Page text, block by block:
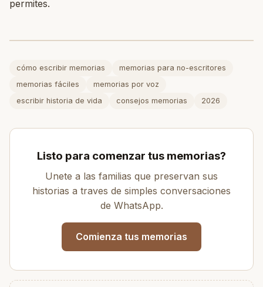
permites.
cómo escribir memorias
memorias para no-escritores
memorias fáciles
memorias por voz
escribir historia de vida
consejos memorias 2026
Listo para comenzar tus memorias?
Unete a las familias que preservan sus
historias a traves de simples conversaciones
de WhatsApp.
Comienza tus memorias